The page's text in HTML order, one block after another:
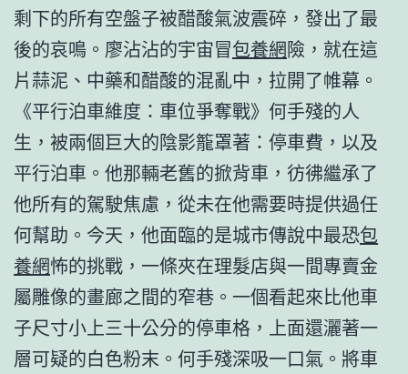
剩下的所有空盤子被醋酸氣波震碎，發出了最
後的哀鳴。廖沾沾的宇宙冒包養網險，就在這
片蒜泥、中藥和醋酸的混亂中，拉開了帷幕。
《平行泊車維度：車位爭奪戰》何手殘的人
生，被兩個巨大的陰影籠罩著：停車費，以及
平行泊車。他那輛老舊的掀背車，彷彿繼承了
他所有的駕駛焦慮，從未在他需要時提供過任
何幫助。今天，他面臨的是城市傳說中最恐包
養網怖的挑戰，一條夾在理髮店與一間專賣金
屬雕像的畫廊之間的窄巷。一個看起來比他車
子尺寸小上三十公分的停車格，上面還灑著一
層可疑的白色粉末。何手殘深吸一口氣。將車